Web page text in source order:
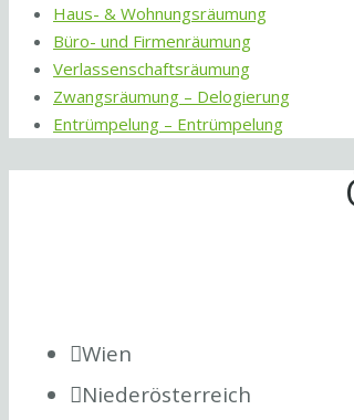
Haus- & Wohnungsräumung
Büro- und Firmenräumung
Verlassenschaftsräumung
Zwangsräumung – Delogierung
Entrümpelung – Entrümpelung
Wien
Niederösterreich